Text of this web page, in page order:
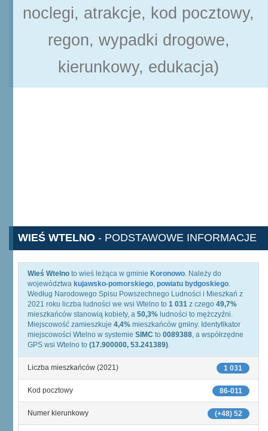
noclegi, atrakcje, kod pocztowy,
regon, wypadki drogowe,
kierunkowy, edukacja)
WIEŚ WTELNO - PODSTAWOWE INFORMACJE
Wieś Wtelno to wieś leżąca w gminie Koronowo. Należy do
województwa kujawsko-pomorskiego, powiatu bydgoskiego.
Według Narodowego Spisu Powszechnego Ludności i Mieszkań z
2021 roku liczba ludności we wsi Wtelno to 1 031 z czego 49,7%
mieszkańców stanowią kobiety, a 50,3% ludności to mężczyźni.
Miejscowość zamieszkuje 4,4% mieszkańców gminy. Identyfikator
miejscowości Wtelno w systemie SIMC to 0089388, a współrzędne
GPS wsi Wtelno to (17.900000, 53.241389).
1 031
Liczba mieszkańców (2021)
86-011
Kod pocztowy
(+48) 52
Numer kierunkowy